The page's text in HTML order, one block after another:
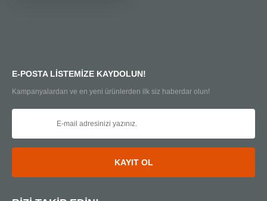
E-POSTA LİSTEMİZE KAYDOLUN!
Kampanyalardan ve en yeni ürünlerden ilk siz haberdar olun!
KAYIT OL